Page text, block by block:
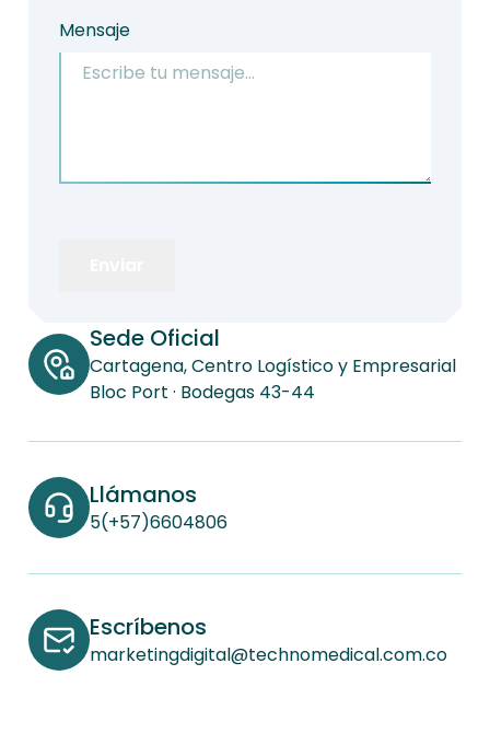
Sede Oficial
Cartagena, Centro Logístico y Empresarial
Bloc Port · Bodegas 43-44
Llámanos
5(+57)6604806
Escríbenos
marketingdigital@technomedical.com.co
Mensaje